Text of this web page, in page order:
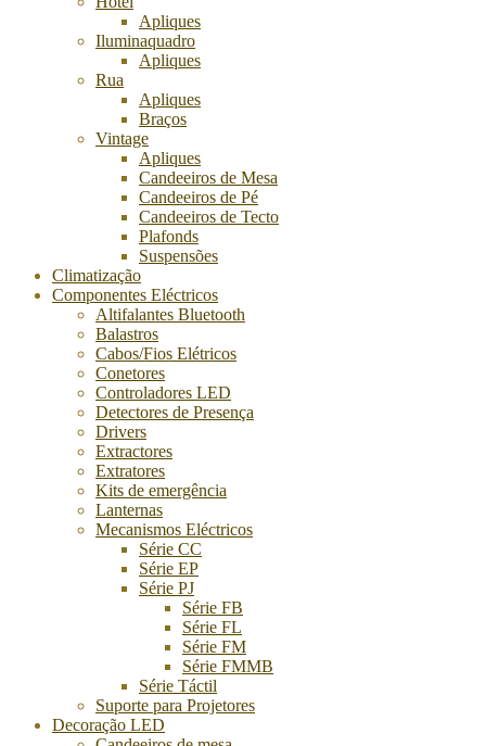
Apliques
Iluminaquadro
Apliques
Rua
Apliques
Braços
Vintage
Apliques
Candeeiros de Mesa
Candeeiros de Pé
Candeeiros de Tecto
Plafonds
Suspensões
Climatização
Componentes Eléctricos
Altifalantes Bluetooth
Balastros
Cabos/Fios Elétricos
Conetores
Controladores LED
Detectores de Presença
Drivers
Extractores
Extratores
Kits de emergência
Lanternas
Mecanismos Eléctricos
Série CC
Série EP
Série PJ
Série FB
Série FL
Série FM
Série FMMB
Série Táctil
Suporte para Projetores
Decoração LED